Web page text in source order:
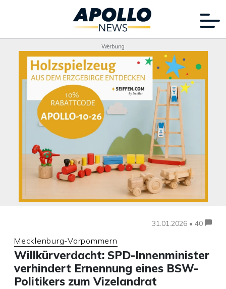
Werbung
31.01.2026 • 40
Mecklenburg-Vorpommern
Willkürverdacht: SPD-Innenminister
verhindert Ernennung eines BSW-
Politikers zum Vizelandrat